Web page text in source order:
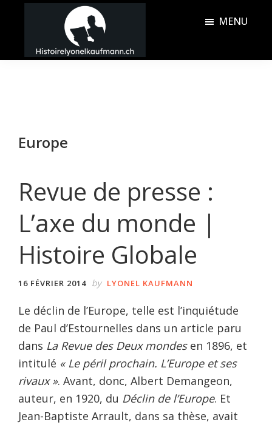
principal
barreHistoire
MENU
Europe
Revue de presse :
L’axe du monde |
Histoire Globale
16 FÉVRIER 2014 by LYONEL KAUFMANN
Le déclin de l’Europe, telle est l’inquiétude
de Paul d’Estournelles dans un article paru
dans La Revue des Deux mondesen 1896, et
intitulé « Le péril prochain. L’Europe et ses
rivaux ». Avant, donc, Albert Demangeon,
auteur, en 1920, du Déclin de l’Europe. Et
Jean-Baptiste Arrault, dans sa thèse, avait